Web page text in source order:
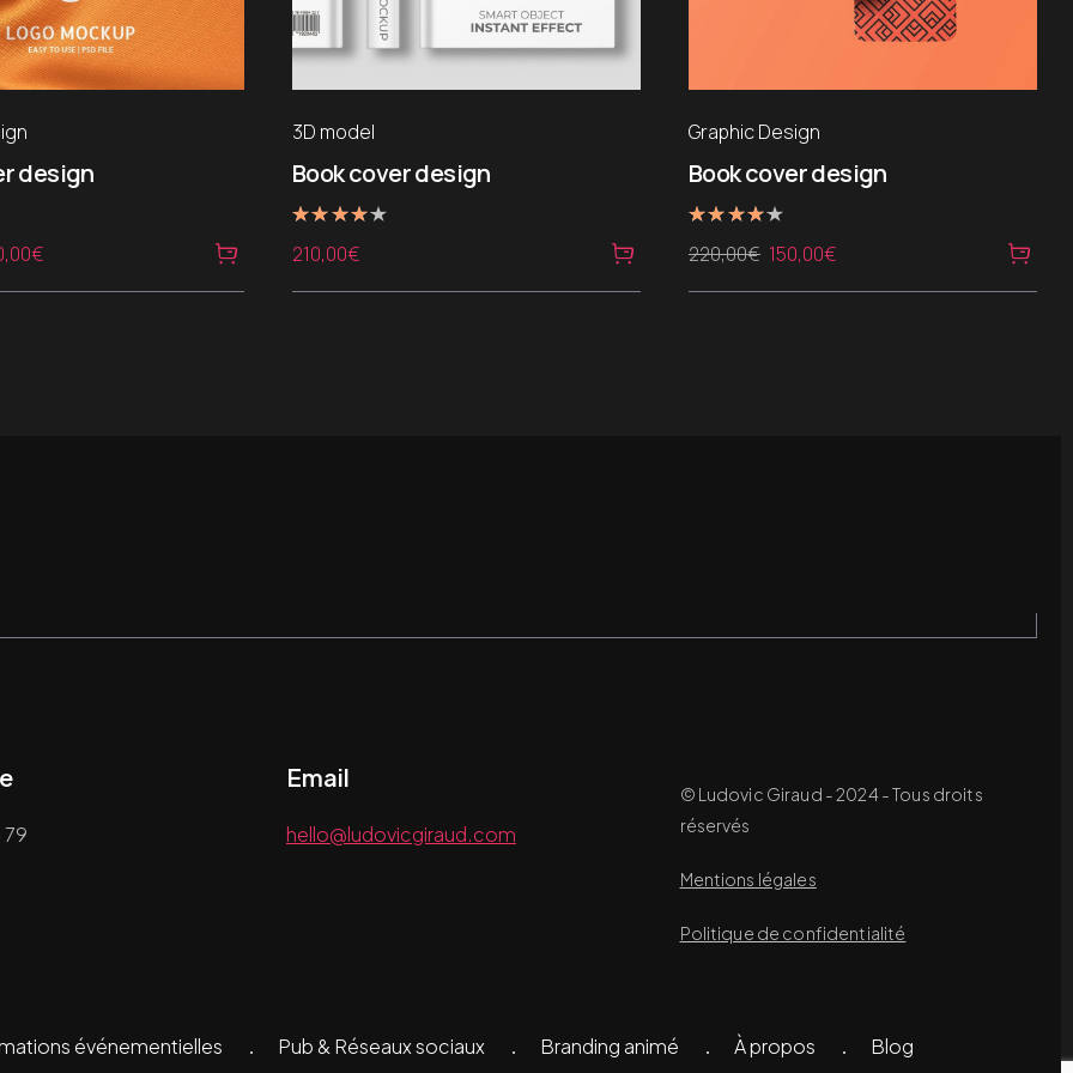
design
€
prix
3D model
Book cover design
4.00
sur 5
210,00€
Graphic Design
Book cover design
4.00
sur 5
220,00€ Le
prix
150,00€
prix
79
Email
hello@ludovicgiraud.com
© Ludovic Giraud - 2024 - Tous droits
réservés
Mentions légales
Politique de confidentialité
événementielles Pub & Réseaux sociaux Branding animé À propos Blog